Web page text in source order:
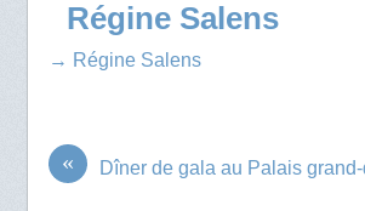
Régine Salens
→ Régine Salens
« Dîner de gala au Palais grand-